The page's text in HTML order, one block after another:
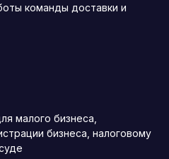
команды доставки и
малого бизнеса,
бизнеса, налоговому